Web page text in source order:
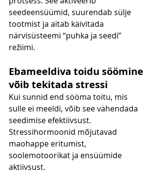
seedeensüümid, suurendab sülje
tootmist ja aitab käivitada
närvisüsteemi “puhka ja seedi”
režiimi.
Ebameeldiva toidu söömine
võib tekitada stressi
Kui sunnid end sööma toitu, mis
sulle ei meeldi, võib see vähendada
seedimise efektiivsust.
Stressihormoonid mõjutavad
maohappe eritumist,
soolemotoorikat ja ensüümide
aktiivsust.